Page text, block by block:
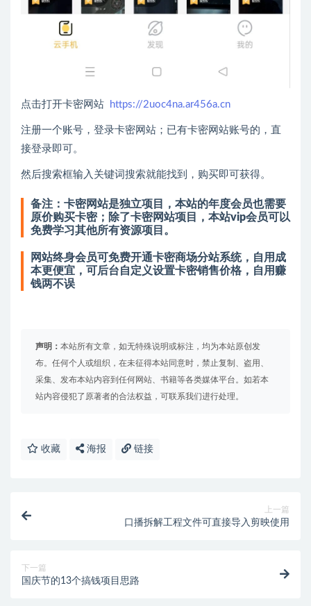
点击打开卡密网站 https://2uoc4na.ar456a.cn
注册一个账号，登录卡密网站；已有卡密网站账号的，直
接登录即可。
然后搜索框输入关键词搜索就能找到，购买即可获得。
备注：卡密网站是独立项目，本站的年度会员也需要
原价购买卡密；除了卡密网站项目，本站vip会员可以
免费学习其他所有资源项目。
网站终身会员可免费开通卡密商场分站系统，自用成
本更便宜，可后台自定义设置卡密销售价格，自用赚
钱两不误
声明： 本站所有文章，如无特殊说明或标注，均为本站原创发
布。任何个人或组织，在未征得本站同意时，禁止复制、盗用、
采集、发布本站内容到任何网站、书籍等各类媒体平台。如若本
站内容侵犯了原著者的合法权益，可联系我们进行处理。
收藏 海报 链接
上一篇
口播拆解工程文件可直接导入剪映使用
下一篇
国庆节的13个搞钱项目思路